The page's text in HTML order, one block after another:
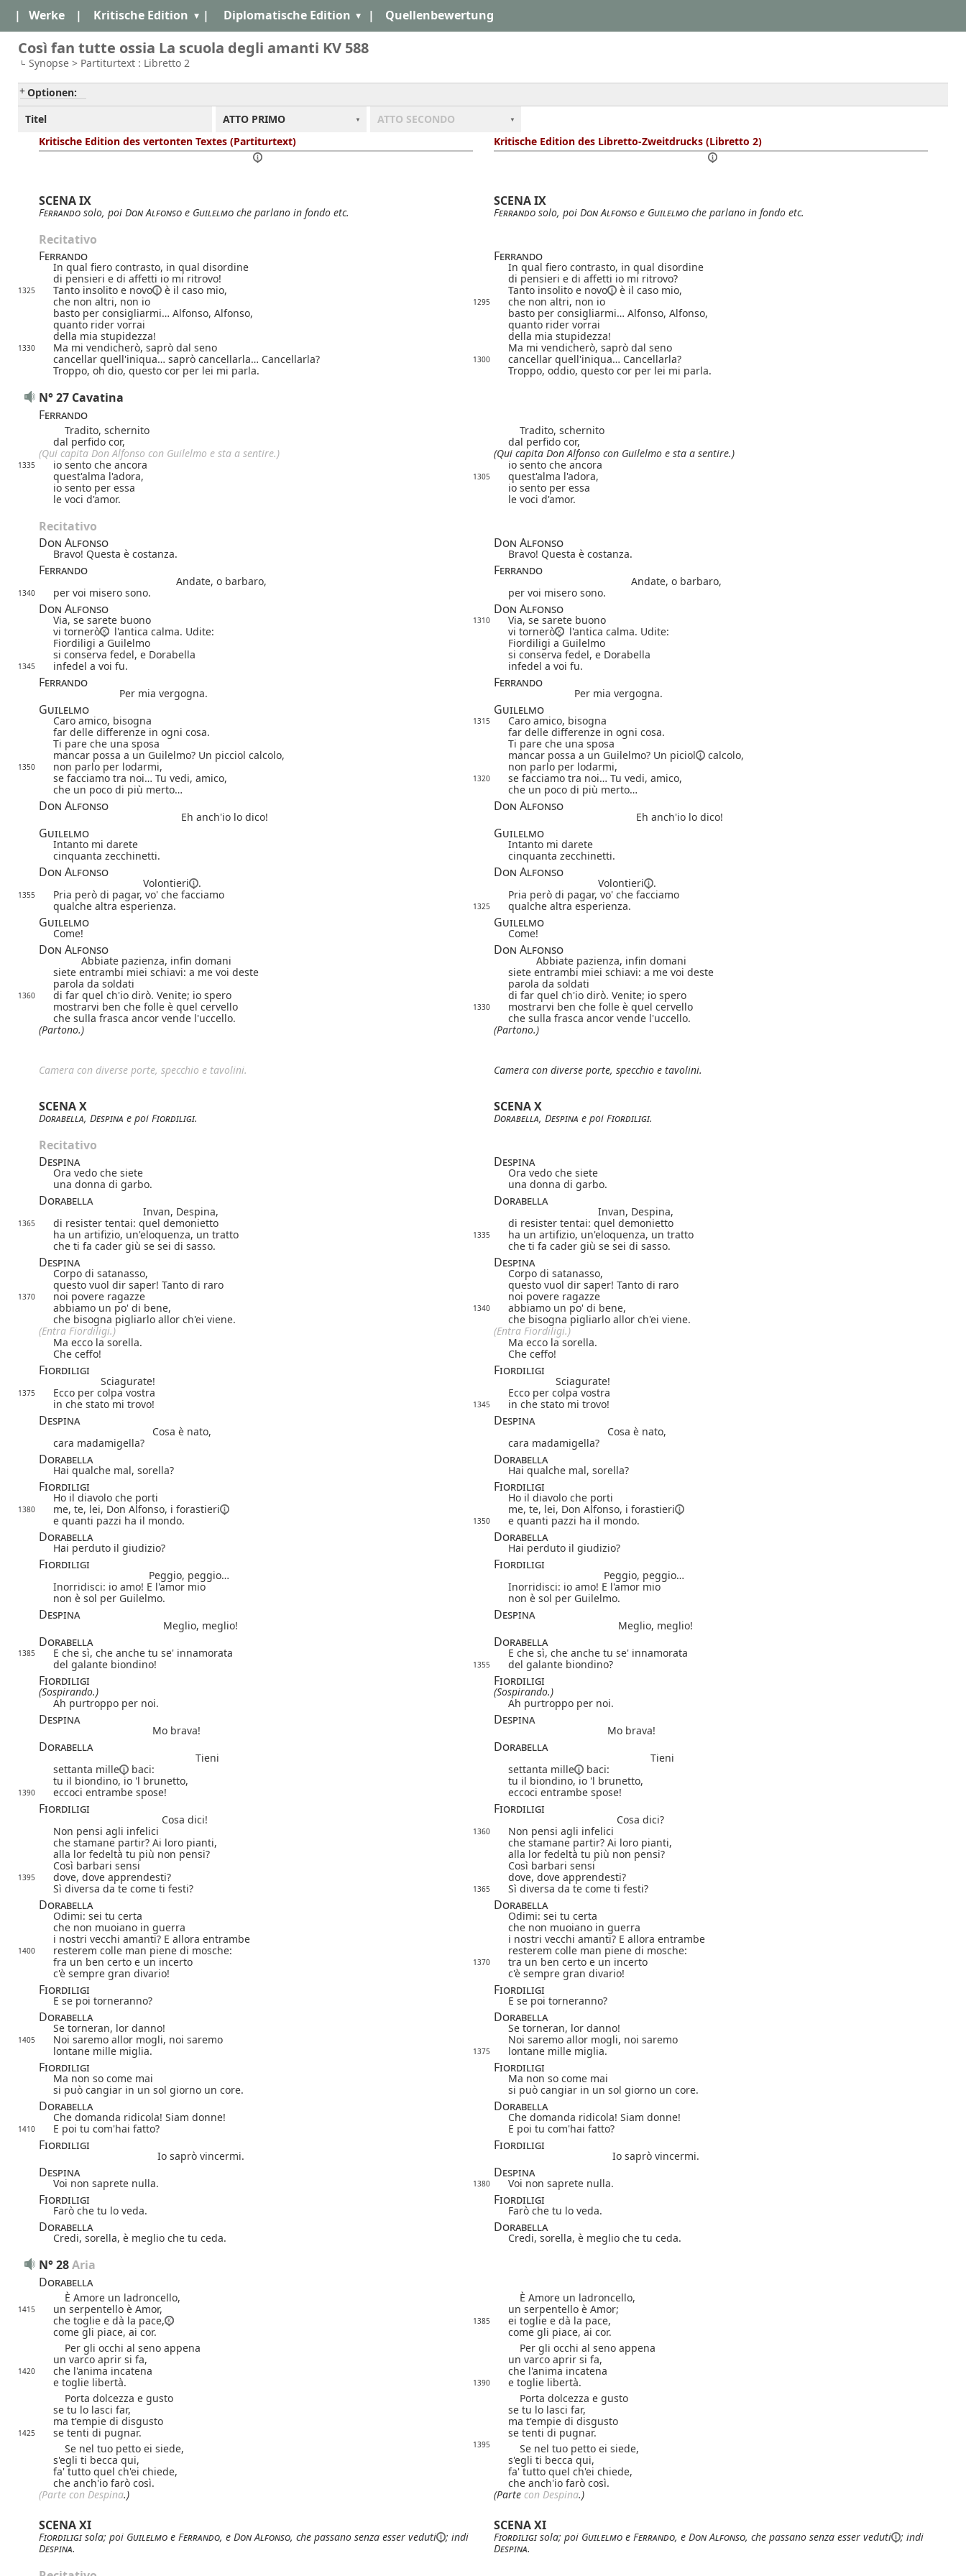
| Werke | Kritische Edition | Diplomatische Edition | Quellenbewertung
Così fan tutte ossia La scuola degli amanti KV 588
Synopse > Partiturtext : Libretto 2
Optionen:
Titel
ATTO PRIMO
ATTO SECONDO
Kritische Edition des vertonten Textes (Partiturtext)
Kritische Edition des Libretto-Zweitdrucks (Libretto 2)
SCENA IX SCENA IX
Ferrando solo, poi Don Alfonso e Guilelmo che parlano in fondo etc. Ferrando solo, poi Don Alfonso e Guilelmo che parlano in fondo etc.
Recitativo
Ferrando
Ferrando
In qual fiero contrasto, in qual disordine
In qual fiero contrasto, in qual disordine
di pensieri e di affetti io mi ritrovo!
di pensieri e di affetti io mi ritrovo?
1325 Tanto insolito e novo è il caso mio, Tanto insolito e novo
è il caso mio,
che non altri, non io
1295
che non altri, non io
basto per consigliarmi… Alfonso, Alfonso,
basto per consigliarmi… Alfonso, Alfonso,
quanto rider vorrai
quanto rider vorrai
della mia stupidezza!
della mia stupidezza!
1330 Ma mi vendicherò, saprò dal seno
Ma mi vendicherò, saprò dal seno
cancellar quell'iniqua… saprò cancellarla… Cancellarla? 1300 cancellar quell'iniqua… Cancellarla?
Troppo, oh dio, questo cor per lei mi parla.
Troppo, oddio, questo cor per lei mi parla.
N° 27 Cavatina
Ferrando
Tradito, schernito
Tradito, schernito
dal perfido cor,
dal perfido cor,
(Qui capita Don Alfonso con Guilelmo e sta a sentire.)
(Qui capita Don Alfonso con Guilelmo e sta a sentire.)
1335 io sento che ancora
io sento che ancora
quest'alma l'adora,
1305
quest'alma l'adora,
io sento per essa
io sento per essa
le voci d'amor.
le voci d'amor.
Recitativo
Don Alfonso
Don Alfonso
Bravo! Questa è costanza. Bravo! Questa è costanza.
Ferrando Ferrando
Andate, o barbaro, Andate, o barbaro,
1340 per voi misero sono. per voi misero sono.
Don Alfonso Don Alfonso
Via, se sarete buono 1310
Via, se sarete buono
vi tornerò
l'antica calma. Udite: vi tornerò
l'antica calma. Udite:
Fiordiligi a Guilelmo
Fiordiligi a Guilelmo
si conserva fedel, e Dorabella
si conserva fedel, e Dorabella
1345 infedel a voi fu. infedel a voi fu.
Ferrando Ferrando
Per mia vergogna. Per mia vergogna.
Guilelmo Guilelmo
Caro amico, bisogna 1315
Caro amico, bisogna
far delle differenze in ogni cosa.
far delle differenze in ogni cosa.
Ti pare che una sposa
Ti pare che una sposa
mancar possa a un Guilelmo? Un picciol calcolo,
mancar possa a un Guilelmo? Un piciol calcolo,
1350 non parlo per lodarmi,
non parlo per lodarmi,
se facciamo tra noi… Tu vedi, amico,
1320
se facciamo tra noi… Tu vedi, amico,
che un poco di più merto…
che un poco di più merto…
Don Alfonso Don Alfonso
Eh anch'io lo dico! Eh anch'io lo dico!
Guilelmo Guilelmo
Intanto mi darete
Intanto mi darete
cinquanta zecchinetti.
cinquanta zecchinetti.
Don Alfonso Don Alfonso
Volontieri . Volontieri .
1355 Pria però di pagar, vo' che facciamo
Pria però di pagar, vo' che facciamo
qualche altra esperienza.
1325 qualche altra esperienza.
Guilelmo Guilelmo
Come! Come!
Don Alfonso Don Alfonso
Abbiate pazienza, infin domani
Abbiate pazienza, infin domani
siete entrambi miei schiavi: a me voi deste
siete entrambi miei schiavi: a me voi deste
parola da soldati
parola da soldati
1360 di far quel ch'io dirò. Venite; io spero
di far quel ch'io dirò. Venite; io spero
mostrarvi ben che folle è quel cervello
1330
mostrarvi ben che folle è quel cervello
che sulla frasca ancor vende l'uccello.
che sulla frasca ancor vende l'uccello.
(Partono.)
(Partono.)
Camera con diverse porte, specchio e tavolini. Camera con diverse porte, specchio e tavolini.
SCENA X SCENA X
Dorabella, Despina e poi Fiordiligi. Dorabella, Despina e poi Fiordiligi.
Recitativo
Despina
Despina
Ora vedo che siete
Ora vedo che siete
una donna di garbo.
una donna di garbo.
Dorabella Dorabella
Invan, Despina, Invan, Despina,
1365 di resister tentai: quel demonietto
di resister tentai: quel demonietto
ha un artifizio, un'eloquenza, un tratto
1335
ha un artifizio, un'eloquenza, un tratto
che ti fa cader giù se sei di sasso.
che ti fa cader giù se sei di sasso.
Despina Despina
Corpo di satanasso,
Corpo di satanasso,
questo vuol dir saper! Tanto di raro
questo vuol dir saper! Tanto di raro
1370 noi povere ragazze
noi povere ragazze
abbiamo un po' di bene,
1340
abbiamo un po' di bene,
che bisogna pigliarlo allor ch'ei viene.
che bisogna pigliarlo allor ch'ei viene.
(Entra Fiordiligi.)
(Entra Fiordiligi.)
Ma ecco la sorella.
Ma ecco la sorella.
Che ceffo!
Che ceffo!
Fiordiligi Fiordiligi
Sciagurate! Sciagurate!
1375 Ecco per colpa vostra
Ecco per colpa vostra
in che stato mi trovo!
1345 in che stato mi trovo!
Despina Despina
Cosa è nato,
Cosa è nato,
cara madamigella?
cara madamigella?
Dorabella Dorabella
Hai qualche mal, sorella? Hai qualche mal, sorella?
Fiordiligi Fiordiligi
Ho il diavolo che porti Ho il diavolo che porti
1380 me, te, lei, Don Alfonso, i forastieri me, te, lei, Don Alfonso, i forastieri
e quanti pazzi ha il mondo.
1350 e quanti pazzi ha il mondo.
Dorabella Dorabella
Hai perduto il giudizio? Hai perduto il giudizio?
Fiordiligi Fiordiligi
Peggio, peggio…
Peggio, peggio…
Inorridisci: io amo! E l'amor mio
Inorridisci: io amo! E l'amor mio
non è sol per Guilelmo.
non è sol per Guilelmo.
Despina Despina
Meglio, meglio! Meglio, meglio!
Dorabella Dorabella
1385 E che sì, che anche tu se' innamorata
E che sì, che anche tu se' innamorata
del galante biondino!
1355 del galante biondino?
Fiordiligi Fiordiligi
(Sospirando.)
(Sospirando.)
Ah purtroppo per noi.
Ah purtroppo per noi.
Despina Despina
Mo brava! Mo brava!
Dorabella Dorabella
Tieni
Tieni
settanta mille
baci: settanta mille
baci:
tu il biondino, io 'l brunetto,
tu il biondino, io 'l brunetto,
1390 eccoci entrambe spose! eccoci entrambe spose!
Fiordiligi Fiordiligi
Cosa dici!
Cosa dici?
Non pensi agli infelici
1360
Non pensi agli infelici
che stamane partir? Ai loro pianti,
che stamane partir? Ai loro pianti,
alla lor fedeltà tu più non pensi?
alla lor fedeltà tu più non pensi?
Così barbari sensi
Così barbari sensi
1395 dove, dove apprendesti?
dove, dove apprendesti?
Sì diversa da te come ti festi?
1365 Sì diversa da te come ti festi?
Dorabella Dorabella
Odimi: sei tu certa
Odimi: sei tu certa
che non muoiano in guerra
che non muoiano in guerra
i nostri vecchi amanti? E allora entrambe
i nostri vecchi amanti? E allora entrambe
1400 resterem colle man piene di mosche:
resterem colle man piene di mosche:
fra un ben certo e un incerto
1370
tra un ben certo e un incerto
c'è sempre gran divario!
c'è sempre gran divario!
Fiordiligi Fiordiligi
E se poi torneranno? E se poi torneranno?
Dorabella Dorabella
Se torneran, lor danno! Se torneran, lor danno!
1405 Noi saremo allor mogli, noi saremo
Noi saremo allor mogli, noi saremo
lontane mille miglia.
1375 lontane mille miglia.
Fiordiligi Fiordiligi
Ma non so come mai
Ma non so come mai
si può cangiar in un sol giorno un core.
si può cangiar in un sol giorno un core.
Dorabella Dorabella
Che domanda ridicola! Siam donne! Che domanda ridicola! Siam donne!
1410 E poi tu com'hai fatto? E poi tu com'hai fatto?
Fiordiligi Fiordiligi
Io saprò vincermi. Io saprò vincermi.
Despina Despina
Voi non saprete nulla. 1380 Voi non saprete nulla.
Fiordiligi Fiordiligi
Farò che tu lo veda. Farò che tu lo veda.
Dorabella Dorabella
Credi, sorella, è meglio che tu ceda. Credi, sorella, è meglio che tu ceda.
N° 28Aria
Dorabella
È Amore un ladroncello, È Amore un ladroncello,
1415 un serpentello è Amor,
un serpentello è Amor;
che toglie e dà la pace,
1385
ei toglie e dà la pace,
come gli piace, ai cor.
come gli piace, ai cor.
Per gli occhi al seno appena
Per gli occhi al seno appena
un varco aprir si fa,
un varco aprir si fa,
1420 che l'anima incatena
che l'anima incatena
e toglie libertà.
1390
e toglie libertà.
Porta dolcezza e gusto
Porta dolcezza e gusto
se tu lo lasci far,
se tu lo lasci far,
ma t'empie di disgusto
ma t'empie di disgusto
1425 se tenti di pugnar.
se tenti di pugnar.
Se nel tuo petto ei siede,
1395
Se nel tuo petto ei siede,
s'egli ti becca qui,
s'egli ti becca qui,
fa' tutto quel ch'ei chiede,
fa' tutto quel ch'ei chiede,
che anch'io farò così.
che anch'io farò così.
(Parte con Despina.) (Parte con Despina.)
SCENA XI SCENA XI
Fiordiligisola; poi Guilelmo e Ferrando, e Don Alfonso, che passano senza esser veduti
; indi
Despina.
Fiordiligisola; poi Guilelmo e Ferrando, e Don Alfonso, che passano senza esser veduti
; indi
Despina.